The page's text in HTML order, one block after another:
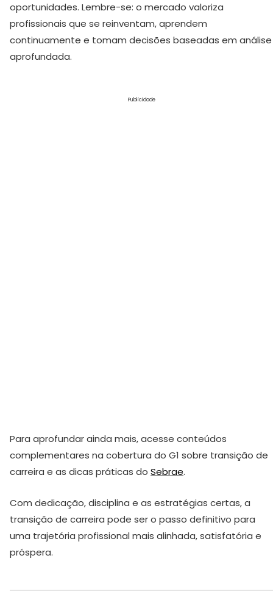
oportunidades. Lembre-se: o mercado valoriza
profissionais que se reinventam, aprendem
continuamente e tomam decisões baseadas em análise
aprofundada.
Publicidade
Para aprofundar ainda mais, acesse conteúdos
complementares na cobertura do G1 sobre transição de
carreira e as dicas práticas do Sebrae.
Com dedicação, disciplina e as estratégias certas, a
transição de carreira pode ser o passo definitivo para
uma trajetória profissional mais alinhada, satisfatória e
próspera.